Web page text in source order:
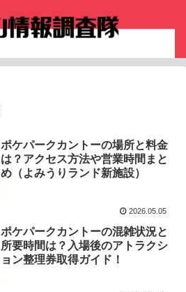
ポケパークカントーの場所と料金
は？アクセス方法や営業時間まと
め（よみうりランド新施設）
2026.05.05
ポケパークカントーの混雑状況と
所要時間は？入場後のアトラクシ
ョン整理券取得ガイド！